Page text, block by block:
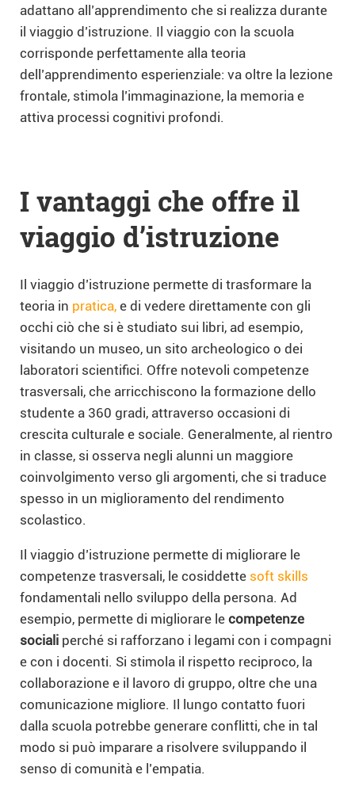
adattano all’apprendimento che si realizza durante
il viaggio d’istruzione. Il viaggio con la scuola
corrisponde perfettamente alla teoria
dell’apprendimento esperienziale: va oltre la lezione
frontale, stimola l’immaginazione, la memoria e
attiva processi cognitivi profondi.
I vantaggi che offre il
viaggio d’istruzione
Il viaggio d’istruzione permette di trasformare la
teoria in pratica, e di vedere direttamente con gli
occhi ciò che si è studiato sui libri, ad esempio,
visitando un museo, un sito archeologico o dei
laboratori scientifici. Offre notevoli competenze
trasversali, che arricchiscono la formazione dello
studente a 360 gradi, attraverso occasioni di
crescita culturale e sociale. Generalmente, al rientro
in classe, si osserva negli alunni un maggiore
coinvolgimento verso gli argomenti, che si traduce
spesso in un miglioramento del rendimento
scolastico.
Il viaggio d’istruzione permette di migliorare le
competenze trasversali, le cosiddette soft skills
fondamentali nello sviluppo della persona. Ad
esempio, permette di migliorare le competenze
sociali perché si rafforzano i legami con i compagni
e con i docenti. Si stimola il rispetto reciproco, la
collaborazione e il lavoro di gruppo, oltre che una
comunicazione migliore. Il lungo contatto fuori
dalla scuola potrebbe generare conflitti, che in tal
modo si può imparare a risolvere sviluppando il
senso di comunità e l’empatia.